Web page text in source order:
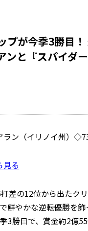
プが今季3勝目
ンと『スパイダ
ン（イリノイ州）
見る
差の12位から出たク
鮮やかな逆転優勝を
3勝目で、賞金約2億